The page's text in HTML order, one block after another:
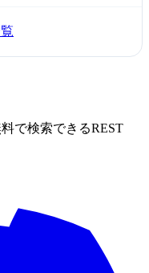
で検索できるREST